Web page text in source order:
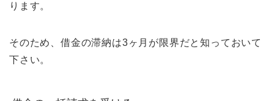
ります。
そのため、借金の滞納は3ヶ月が限界だと知っておいて
下さい。